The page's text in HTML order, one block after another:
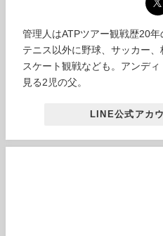
管理人はATPツアー観戦歴20年
テニス以外に野球、サッカー
スケート観戦なども。アンデ
見る2児の父。
LINE公式アカ